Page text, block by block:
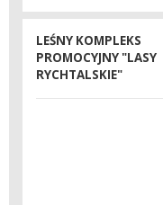
LEŚNY KOMPLEKS
PROMOCYJNY "LASY
RYCHTALSKIE"